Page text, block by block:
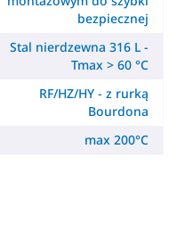
bezpiecznej
Stal nierdzewna 316 L -
Tmax > 60 °C
RF/HZ/HY - z rurką
Bourdona
max 200°C